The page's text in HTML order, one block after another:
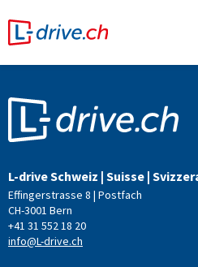
L-drive Schweiz | Suisse |
Effingerstrasse 8 | Postfach
CH-3001 Bern
+41 31 552 18 20
info@L-drive.ch